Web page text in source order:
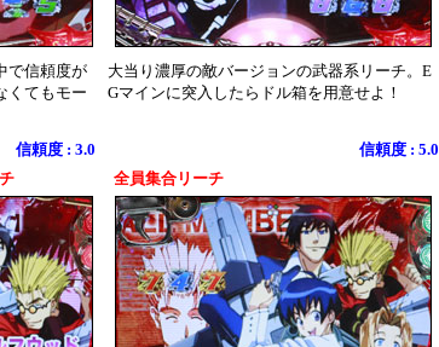
で信頼度が
くてもモー
信頼度 : 3.0
大当り濃厚の敵バージョンの武器系リーチ。E
Gマインに突入したらドル箱を用意せよ！
信頼度 : 5.0
全員集合リーチ